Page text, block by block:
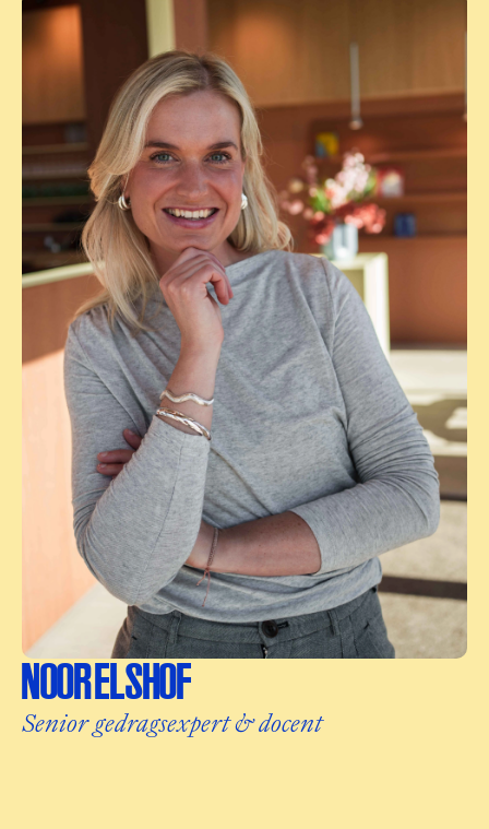
NOOR ELSHOF
Senior gedragsexpert & docent